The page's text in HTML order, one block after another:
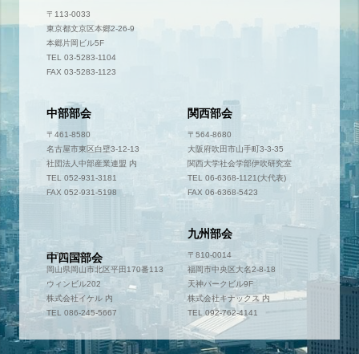
〒113-0033
東京都文京区本郷2-26-9
本郷片岡ビル5F
TEL 03-5283-1104
FAX 03-5283-1123
中部部会
〒461-8580
名古屋市東区白壁3-12-13
社団法人中部産業連盟 内
TEL 052-931-3181
FAX 052-931-5198
関西部会
〒564-8680
大阪府吹田市山手町3-3-35
関西大学社会学部伊吹研究室
TEL 06-6368-1121(大代表)
FAX 06-6368-5423
中四国部会
〒700-0952
岡山県岡山市北区平田170番113
ウィンビル202
株式会社イケル 内
TEL 086-245-5667
九州部会
〒810-0014
福岡市中央区大名2-8-18
天神パークビル9F
株式会社キナックス 内
TEL 092-762-4141